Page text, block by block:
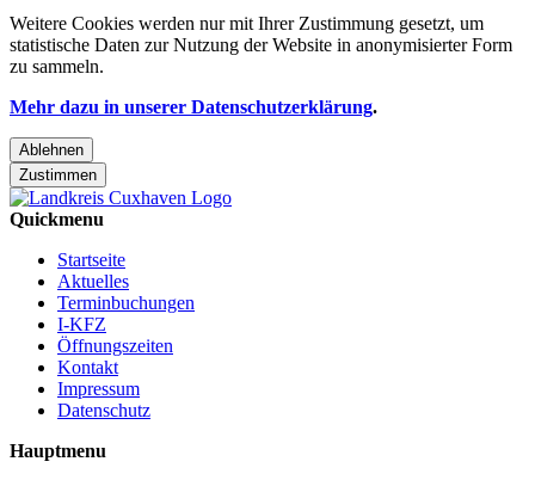
Weitere Cookies werden nur mit Ihrer Zustimmung gesetzt, um
statistische Daten zur Nutzung der Website in anonymisierter Form
zu sammeln.
Mehr dazu in unserer Datenschutzerklärung.
Ablehnen
Zustimmen
Quickmenu
Startseite
Aktuelles
Terminbuchungen
I-KFZ
Öffnungszeiten
Kontakt
Impressum
Datenschutz
Hauptmenu